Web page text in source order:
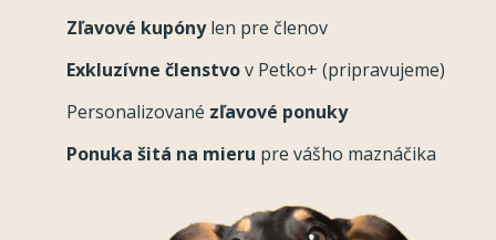
Zľavové kupónylen pre členov
Exkluzívne členstvov Petko+ (pripravujeme)
Personalizované zľavové ponuky
Ponuka šitá na mieru pre vášho maznáčika